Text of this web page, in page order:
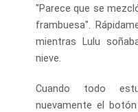
"Parece que se
frambuesa".
mientras Lulu
nieve.
Cuando todo
nuevamente el